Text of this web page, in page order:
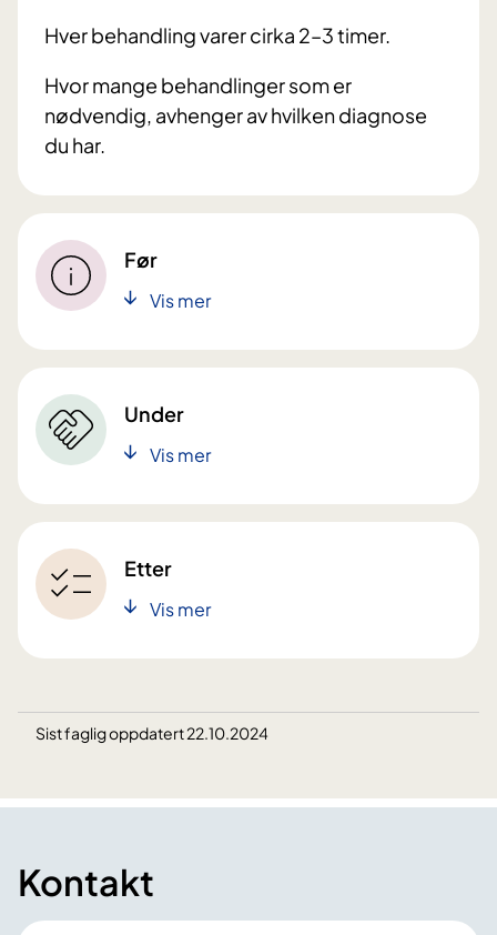
Hver behandling varer cirka 2–3 timer.
Hvor mange behandlinger som er
nødvendig, avhenger av hvilken diagnose
du har.
Før
Vis mer
Under
Vis mer
Etter
Vis mer
Sist faglig oppdatert 22.10.2024
Kontakt